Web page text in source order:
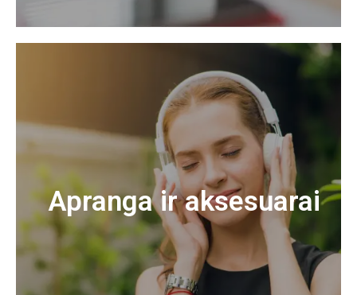
Apranga ir aksesuarai